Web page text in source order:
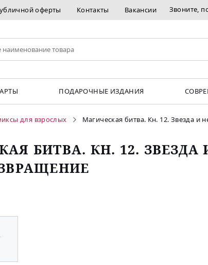
оферты Контакты Вакансии Звоните,
ПОДАРОЧНЫЕ ИЗДАНИЯ
для взрослых Магическая битва. Кн. 12. Звезда
БИТВА. КН. 12.